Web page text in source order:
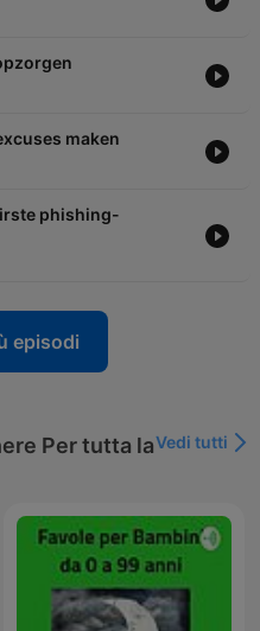
maken
phishing-
episodi
Per tutta laVedi tutti